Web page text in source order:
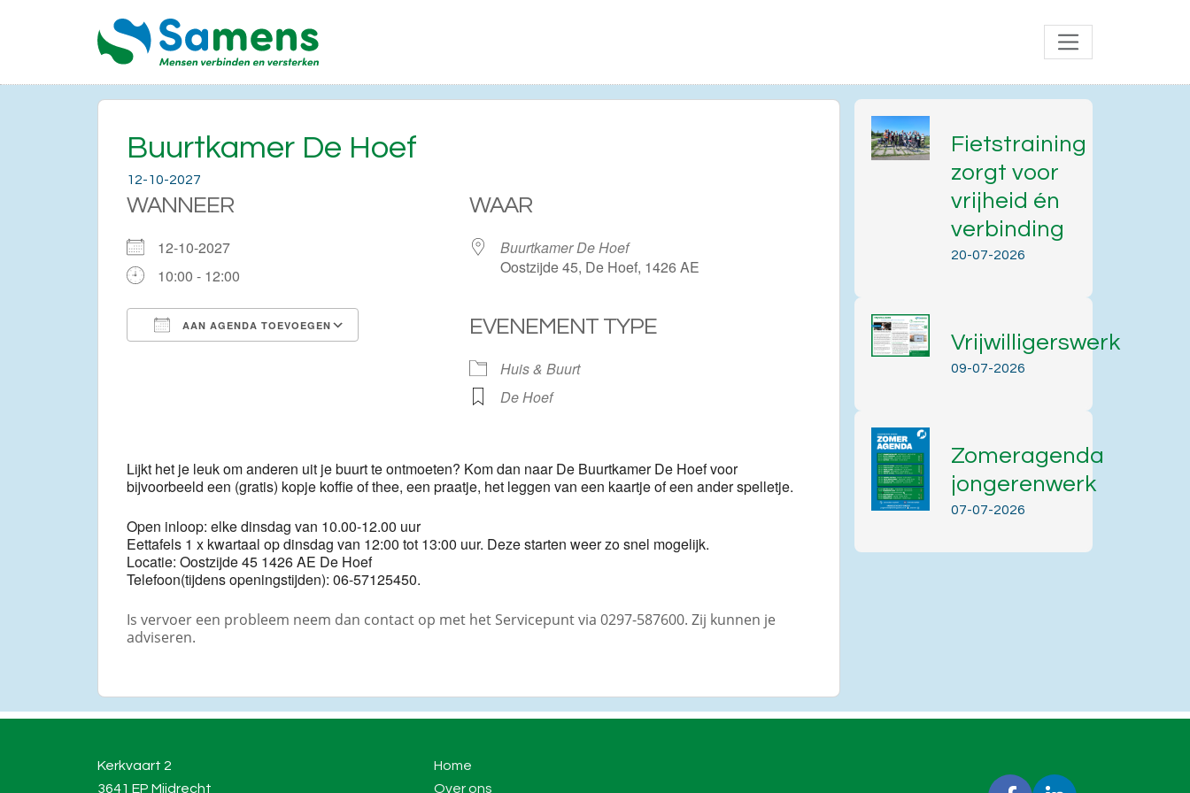
Buurtkamer De Hoef
12-10-2027
WANNEER
12-10-2027
10:00 - 12:00
AAN AGENDA TOEVOEGEN
Google Calendar Office 365 Outlook Live
WAAR
Buurtkamer De Hoef
Oostzijde 45, De Hoef, 1426 AE
EVENEMENT TYPE
Huis & Buurt
De Hoef
Lijkt het je leuk om anderen uit je buurt te ontmoeten? Kom dan naar De Buurtkamer De Hoef voor
bijvoorbeeld een (gratis) kopje koffie of thee, een praatje, het leggen van een kaartje of een ander spelletje.
Open inloop: elke dinsdag van 10.00-12.00 uur
Eettafels 1 x kwartaal op dinsdag van 12:00 tot 13:00 uur. Deze starten weer zo snel mogelijk.
Locatie: Oostzijde 45 1426 AE De Hoef
Telefoon(tijdens openingstijden): 06-57125450.
Is vervoer een probleem neem dan contact op met het Servicepunt via 0297-587600. Zij kunnen je
adviseren.
Fietstraining
zorgt voor
vrijheid én
verbinding
20-07-2026
Vrijwilligerswerk
09-07-2026
Zomeragenda
jongerenwerk
07-07-2026
Kerkvaart 2
3641 EP Mijdrecht
Home
Over ons